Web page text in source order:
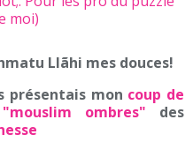
Llãhi mes douces!
présentais mon coup de
ombres" des